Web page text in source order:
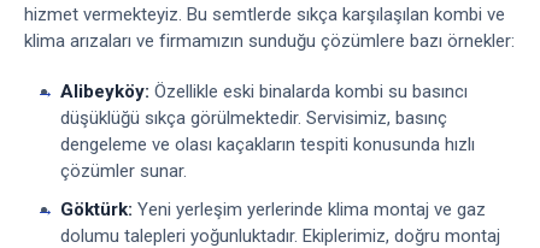
hizmet vermekteyiz. Bu semtlerde sıkça karşılaşılan kombi ve
klima arızaları ve firmamızın sunduğu çözümlere bazı örnekler:
Alibeyköy: Özellikle eski binalarda kombi su basıncı
düşüklüğü sıkça görülmektedir. Servisimiz, basınç
dengeleme ve olası kaçakların tespiti konusunda hızlı
çözümler sunar.
Göktürk: Yeni yerleşim yerlerinde klima montaj ve gaz
dolumu talepleri yoğunluktadır. Ekiplerimiz, doğru montaj